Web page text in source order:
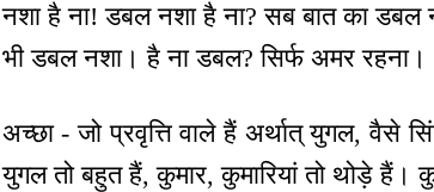
नशा है ना! डबल नशा है ना? सब बात का डबल
भी डबल नशा। है ना डबल? सिर्फ अमर
अच्छा - जो प्रवृत्ति वाले हैं अर्थात् युगल,
युगल तो बहुत हैं, कुमार, कुमारियां तो थोड़े हैं।